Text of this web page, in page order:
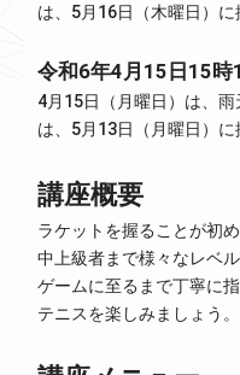
は、5月16日（木曜日）に
令和6年4月15日15時
4月15日（月曜日）は、
は、5月13日（月曜日）に
講座概要
ラケットを握ることが初
中上級者まで様々なレベ
ゲームに至るまで丁寧に
テニスを楽しみましょう。